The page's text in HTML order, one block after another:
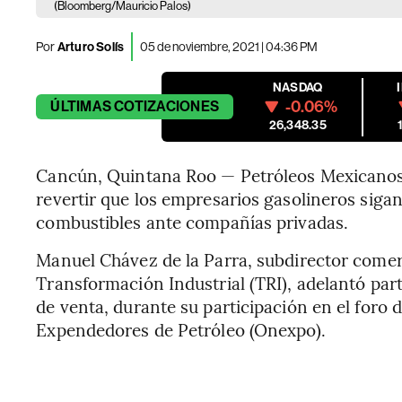
(Bloomberg/Mauricio Palos)
PorArturo Solís 05 de noviembre, 2021 | 04:36 PM
ÚLTIMASCOTIZACIONES
NASDAQ
-0.06%
26,348.35
Cancún, Quintana Roo — Petróleos
revertir que los empresarios gasolineros
combustibles ante compañías privadas.
Manuel Chávez de la Parra, subdirector
Transformación Industrial (TRI), adelantó
de venta, durante su participación en el foro
Expendedores de Petróleo (Onexpo).